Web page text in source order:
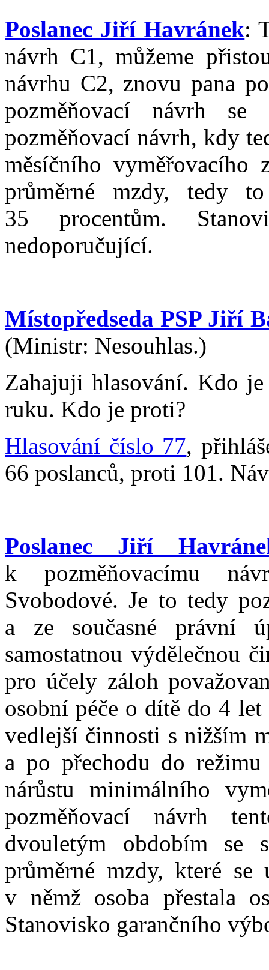
Poslanec Jiří Havránek:
návrh C1, můžeme
návrhu C2, znovu pana
pozměňovací návrh
pozměňovací návrh, kdy
měsíčního vyměřovacího
průměrné mzdy, tedy
35 procentům.
nedoporučující.
Místopředseda PSP Jiří
(Ministr: Nesouhlas.)
Zahajuji hlasování. Kdo
ruku. Kdo je proti?
Hlasování číslo 77,
66 poslanců, proti 101.
Poslanec Jiří
k pozměňovacímu
Svobodové. Je to tedy
a ze současné právní
samostatnou výdělečnou
pro účely záloh
osobní péče o dítě do 4
vedlejší činnosti s nižším
a po přechodu do
nárůstu minimálního
pozměňovací návrh
dvouletým obdobím se
průměrné mzdy, které se
v němž osoba přestala
Stanovisko garančního